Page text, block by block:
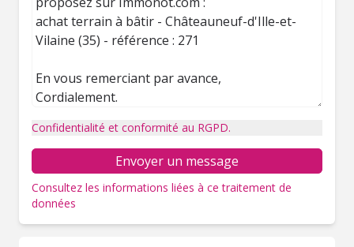
Confidentialité et conformité au RGPD.
Envoyer un message
Consultez les informations liées à ce traitement de
données